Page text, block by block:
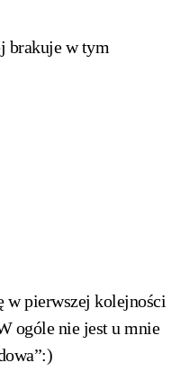
brakuje w tym
w pierwszej kolejności
ogóle nie jest u mnie